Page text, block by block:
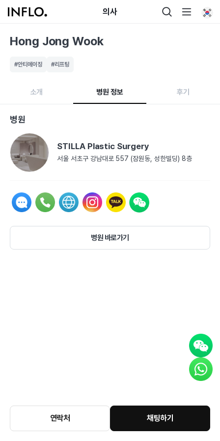
의사
Hong Jong Wook
#안티에이징 #리프팅
소개 병원 정보 후기
병원
STILLA Plastic Surgery
서울 서초구 강남대로 557 (잠원동, 성한빌딩) 8층
병원 바로가기
연락처 채팅하기